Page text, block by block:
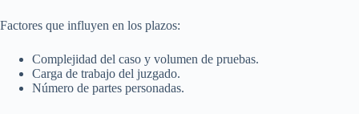
Factores que influyen en los plazos:
Complejidad del caso y volumen de pruebas.
Carga de trabajo del juzgado.
Número de partes personadas.